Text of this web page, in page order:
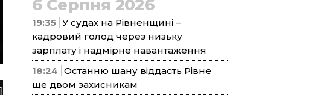
6 Серпня 2026
19:35 У судах на Рівненщині –
кадровий голод через низьку
зарплату і надмірне навантаження
18:24 Останню шану віддасть Рівне
ще двом захисникам